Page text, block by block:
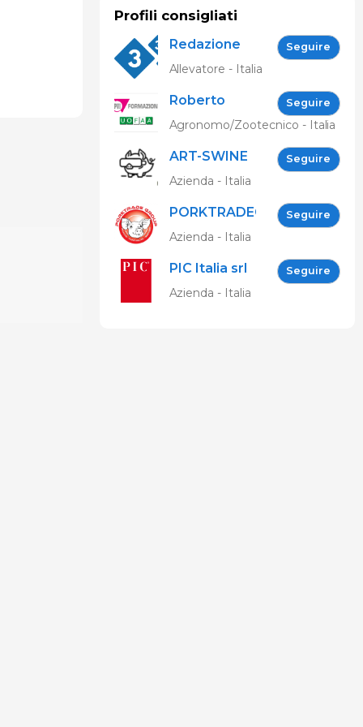
Profili consigliati
Redazione
333
Seguire
Allevatore - Italia
Roberto
Spelta
Seguire
Agronomo/Zootecnico - Italia
ART-SWINE
Project
Seguire
Azienda - Italia
PORKTRADEGROUP
Srl
Seguire
Azienda - Italia
PIC Italia srl Seguire
Azienda - Italia